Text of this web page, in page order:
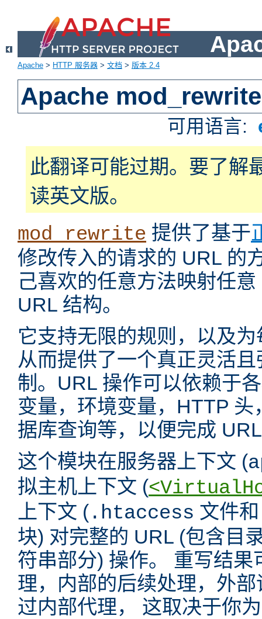
Apache > HTTP 服务器 > 文档 > 版本 2.4
Apache mod_rewrite
可用语言:
此翻译可能过期。要了解
读英文版。
mod_rewrite 提供了基于
修改传入的请求的 URL 的
己喜欢的任意方法映射任
URL 结构。
它支持无限的规则，以及
从而提供了一个真正灵活
制。URL 操作可以依赖于
变量，环境变量，HTTP
据库查询等，以便完成
这个模块在服务器上下文 (
拟主机上下文 (
上下文 ( .htaccess 文件
块) 对完整的 URL (包含目
符串部分) 操作。 重写结
理，内部的后续处理，外
过内部代理， 这取决于你